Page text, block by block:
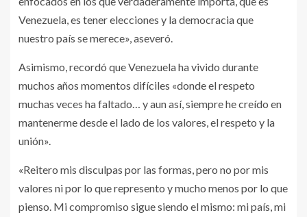
Venezuela, es tener elecciones y la democracia que
nuestro país se merece», aseveró.
Asimismo, recordó que Venezuela ha vivido durante
muchos años momentos difíciles «donde el respeto
muchas veces ha faltado… y aun así, siempre he creído en
mantenerme desde el lado de los valores, el respeto y la
unión».
«Reitero mis disculpas por las formas, pero no por mis
valores ni por lo que represento y mucho menos por lo que
pienso. Mi compromiso sigue siendo el mismo: mi país, mi